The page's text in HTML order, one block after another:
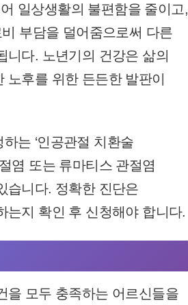
일상생활의 불편함을 줄이고,
부담을 덜어줌으로써 다른
니다. 노년기의 건강은 삶의
후를 위한 든든한 발판이
는 ‘인공관절 치환술
염 또는 류마티스 관절염
습니다. 정확한 진단은
는지 확인 후 신청해야 합니다.
을 모두 충족하는 어르신들을